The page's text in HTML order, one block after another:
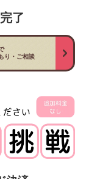
了
り・ご相談